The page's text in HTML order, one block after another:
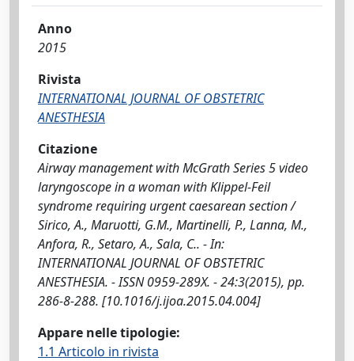
Anno
2015
Rivista
INTERNATIONAL JOURNAL OF OBSTETRIC
ANESTHESIA
Citazione
Airway management with McGrath Series 5 video
laryngoscope in a woman with Klippel-Feil
syndrome requiring urgent caesarean section /
Sirico, A., Maruotti, G.M., Martinelli, P., Lanna, M.,
Anfora, R., Setaro, A., Sala, C.. - In:
INTERNATIONAL JOURNAL OF OBSTETRIC
ANESTHESIA. - ISSN 0959-289X. - 24:3(2015), pp.
286-8-288. [10.1016/j.ijoa.2015.04.004]
Appare nelle tipologie:
1.1 Articolo in rivista